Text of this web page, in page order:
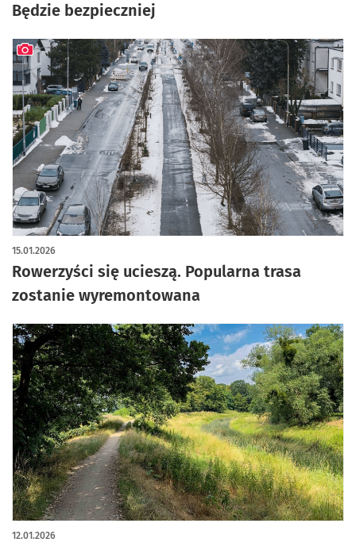
Będzie bezpieczniej
Rowerzyści się ucieszą. Popularna trasa
zostanie wyremontowana
15.01.2026
artykuł z galerią zdjęć
12.01.2026